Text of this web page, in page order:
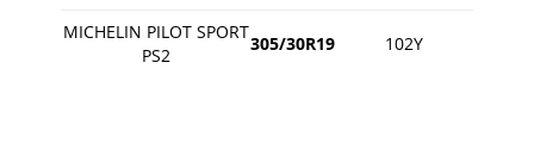
MICHELIN PILOT SPORT
PS2
305/30R19 102Y